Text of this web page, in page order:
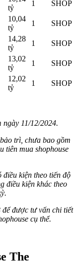
tỷ
1 SHOP
10,04
tỷ
1 SHOP
14,28
tỷ
1 SHOP
13,02
tỷ
1 SHOP
12,02
tỷ
1 SHOP
ngày 11/12/2024.
trì, chưa bao gồm
tiên mua shophouse
điều kiện theo tiến độ
điều kiện khác theo
để được tư vấn chi tiết
cụ thể.
The